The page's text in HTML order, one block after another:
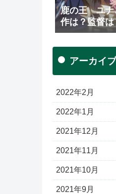
鹿の王 ユナ
作は？監督
アーカイ
2022年2月
2022年1月
2021年12月
2021年11月
2021年10月
2021年9月